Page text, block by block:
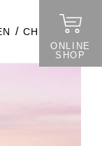
/ CH
ONLINE
SHOP